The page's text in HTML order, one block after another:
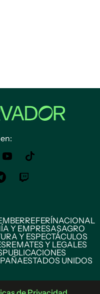
REFERÍNACIONAL
Y EMPRESASAGRO
Y ESPECTÁCULOS
REMATES Y LEGALES
PUBLICACIONES
ESTADOS UNIDOS